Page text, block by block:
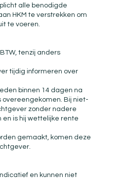
alle benodigde
HKM te verstrekken om
te voeren.
tenzij anders
tijdig informeren over
binnen 14 dagen na
Bij niet-
zonder nadere
en is hij wettelijke rente
gemaakt, komen deze
en kunnen niet